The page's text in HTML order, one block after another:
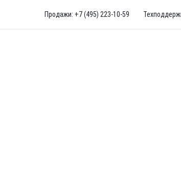
Продажи: +7 (495) 223-10-59